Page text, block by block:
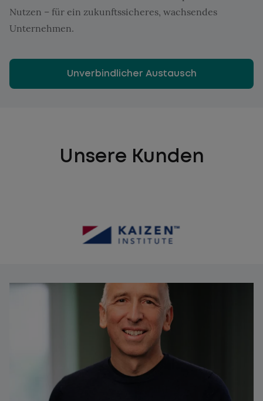
Nutzen – für ein zukunftssicheres, wachsendes
Unternehmen.
Unverbindlicher Austausch
Unsere Kunden